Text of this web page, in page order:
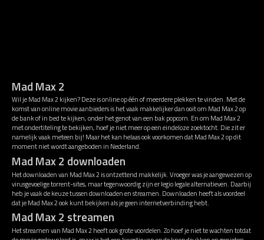
Mad Max 2
Wil je Mad Max 2 kijken? Deze is online op één of meerdere plekken te vinden. Met de
komst van online movie aanbieders is het vaak makkelijker dan ooit om Mad Max 2 op
de bank of in bed te kijken, onder het genot van een bak popcorn. En om Mad Max 2
met ondertiteling te bekijken, hoef je niet meer op een eindeloze zoektocht. Die zit er
namelijk vaak meteen bij! Maar het kan helaas ook voorkomen dat Mad Max 2 op dit
moment niet wordt aangeboden in Nederland.
Mad Max 2 downloaden
Het downloaden van Mad Max 2 is ontzettend makkelijk. Vroeger was je aangewezen op
virusgevoelige torrent-sites, maar tegenwoordig zijn er legio legale alternatieven. Daarbij
heb je vaak de keuze tussen downloaden en streamen. Downloaden heeft als voordeel
dat je Mad Max 2 ook kunt bekijken als je geen internetverbinding hebt.
Mad Max 2 streamen
Het streamen van Mad Max 2 heeft ook grote voordelen. Zo hoef je niet te wachten totdat